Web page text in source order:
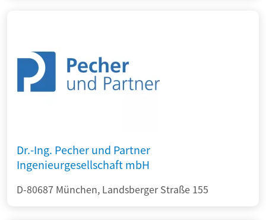
Dr.-Ing. Pecher und Partner
Ingenieurgesellschaft mbH
D-80687 München, Landsberger Straße 155